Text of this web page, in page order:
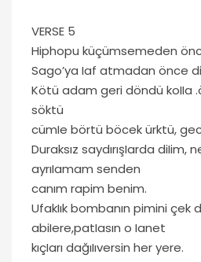
VERSE 5
Hiphopu küçümsemeden
Sago’ya Iaf atmadan önce
Kötü adam geri döndü koIIa
söktü
cümIe börtü böcek ürktü,
Duraksız saydırışIarda diIim,
ayrıIamam senden
canım rapim benim.
UfakIık bombanın pimini çek
abiIere,patIasın o Ianet
kıçIarı dağıIıversin her yere.